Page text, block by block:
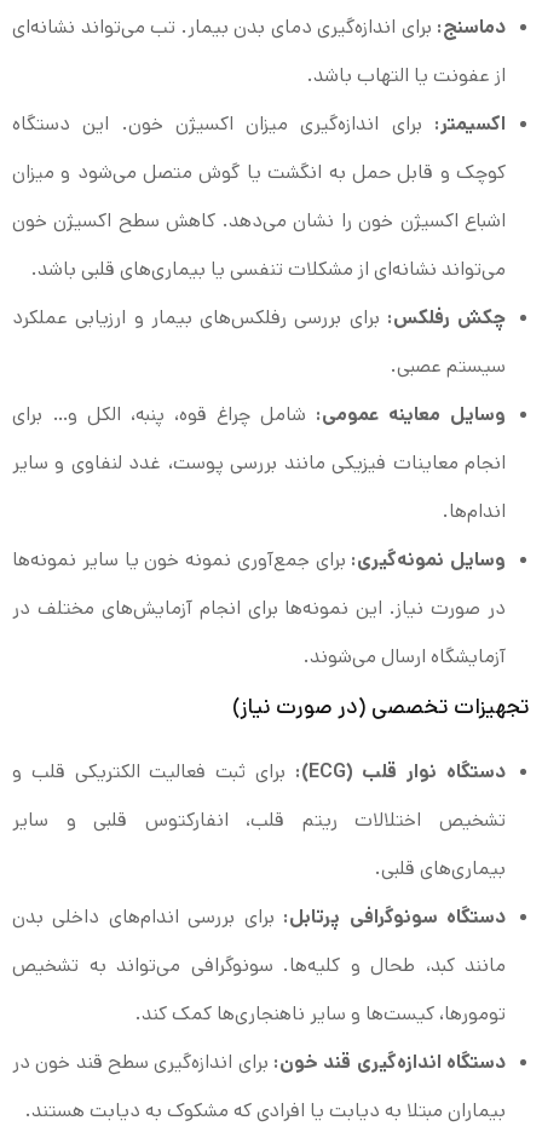
دماسنج:برای اندازه‌گیری دمای بدن بیمار. تب می‌تواند نشانه‌ای
از عفونت یا التهاب باشد.
اکسیمتر:برای اندازه‌گیری میزان اکسیژن خون. این دستگاه
کوچک و قابل حمل به انگشت یا گوش متصل می‌شود و میزان
اشباع اکسیژن خون را نشان می‌دهد. کاهش سطح اکسیژن خون
می‌تواند نشانه‌ای از مشکلات تنفسی یا بیماری‌های قلبی باشد.
چکش رفلکس:برای بررسی رفلکس‌های بیمار و ارزیابی عملکرد
سیستم عصبی.
وسایل معاینه عمومی:شامل چراغ قوه، پنبه، الکل و… برای
انجام معاینات فیزیکی مانند بررسی پوست، غدد لنفاوی و سایر
اندام‌ها.
وسایل نمونه‌گیری:برای جمع‌آوری نمونه خون یا سایر نمونه‌ها
در صورت نیاز. این نمونه‌ها برای انجام آزمایش‌های مختلف در
آزمایشگاه ارسال می‌شوند.
تجهیزات تخصصی (در صورت نیاز)
دستگاه نوار قلب (ECG):
برای ثبت فعالیت الکتریکی قلب و
تشخیص اختلالات ریتم قلب، انفارکتوس قلبی و سایر
بیماری‌های قلبی.
دستگاه سونوگرافی پرتابل:برای بررسی اندام‌های داخلی بدن
مانند کبد، طحال و کلیه‌ها. سونوگرافی می‌تواند به تشخیص
تومورها، کیست‌ها و سایر ناهنجاری‌ها کمک کند.
دستگاه اندازه‌گیری قند خون:برای اندازه‌گیری سطح قند خون در
بیماران مبتلا به دیابت یا افرادی که مشکوک به دیابت هستند.